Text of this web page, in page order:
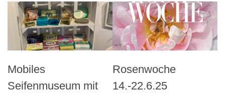
Mobiles
Seifenmuseum mit
Rosenwoche
14.-22.6.25